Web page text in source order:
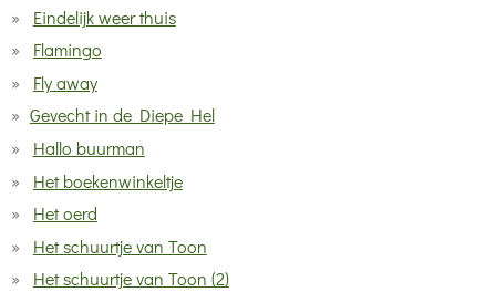
Eindelijk weer thuis
Flamingo
Fly away
Gevecht in de Diepe Hel
Hallo buurman
Het boekenwinkeltje
Het oerd
Het schuurtje van Toon
Het schuurtje van Toon (2)